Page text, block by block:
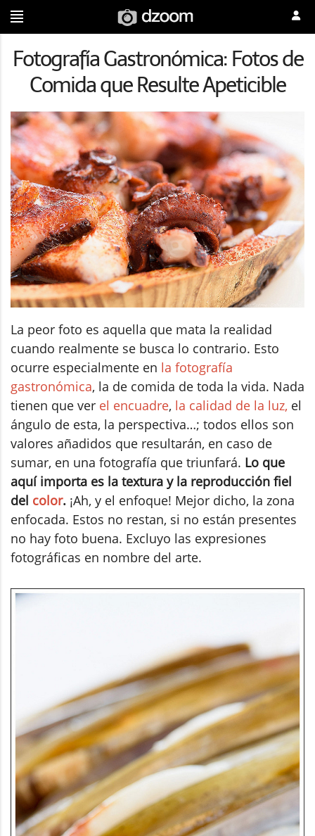
Fotografía Gastronómica: Fotos de
Comida que Resulte Apeticible
La peor foto es aquella que mata la realidad
cuando realmente se busca lo contrario. Esto
ocurre especialmente en la fotografía
gastronómica, la de comida de toda la vida. Nada
tienen que ver el encuadre, la calidad de la luz, el
ángulo de esta, la perspectiva…; todos ellos son
valores añadidos que resultarán, en caso de
sumar, en una fotografía que triunfará. Lo que
aquí importa es la textura y la reproducción fiel
del color. ¡Ah, y el enfoque! Mejor dicho, la zona
enfocada. Estos no restan, si no están presentes
no hay foto buena. Excluyo las expresiones
fotográficas en nombre del arte.